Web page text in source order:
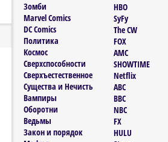
Зомби
Marvel Comics
DC Comics
Политика
Космос
Сверхспособности
Сверхъестественное
Существа и Нечисть
Вампиры
Оборотни
Ведьмы
Закон и порядок
HBO
SyFy
The CW
FOX
AMC
SHOWTIME
Netflix
ABC
BBC
NBC
FX
HULU